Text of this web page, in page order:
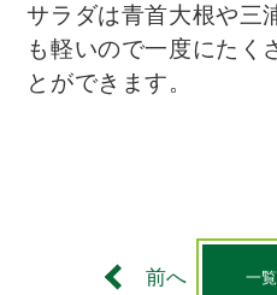
サラダは青首大根や三
も軽いので一度にたく
とができます。
前へ 一